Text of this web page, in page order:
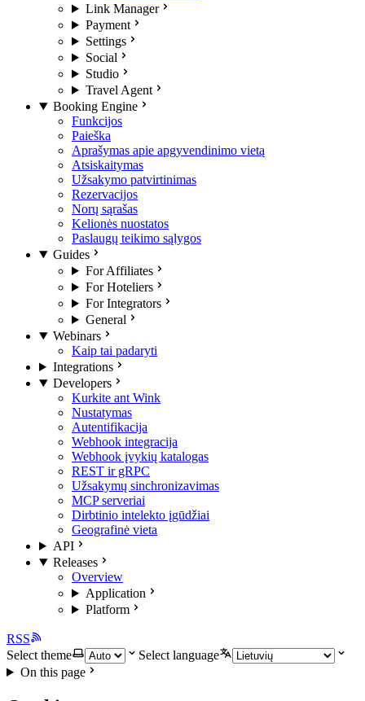
Link Manager
Payment
Settings
Social
Studio
Travel Agent
Booking Engine
Funkcijos
Paieška
Aprašymas apie apgyvendinimo vietą
Atsiskaitymas
Užsakymo patvirtinimas
Rezervacijos
Norų sąrašas
Kelionės nuostatos
Paslaugų teikimo sąlygos
Guides
For Affiliates
For Hoteliers
For Integrators
General
Webinars
Kaip tai padaryti
Integrations
Developers
Kurkite ant Wink
Nustatymas
Autentifikacija
Webhook integracija
Webhook įvykių katalogas
REST ir gRPC
Užsakymų sinchronizavimas
MCP serveriai
Dirbtinio intelekto įgūdžiai
Geografinė vieta
API
Releases
Overview
Application
Platform
RSS
Select theme
Select language
On this page